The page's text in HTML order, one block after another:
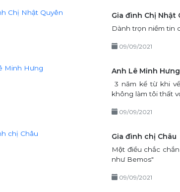
Gia đình Chị Nhật
Dành trọn niềm tin
09/09/2021
Anh Lê Minh Hưng
3 năm kể từ khi
không làm tôi thất
09/09/2021
Gia đình chị Châu
Một điều chắc
như Bemos"
09/09/2021